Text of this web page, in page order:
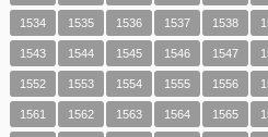
1534 1535 1536 1537 1538
1543 1544 1545 1546 1547
1552 1553 1554 1555 1556
1561 1562 1563 1564 1565